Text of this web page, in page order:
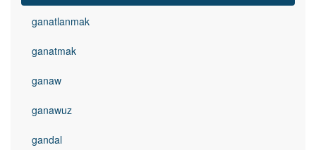
ganatlanmak
ganatmak
ganaw
ganawuz
gandal